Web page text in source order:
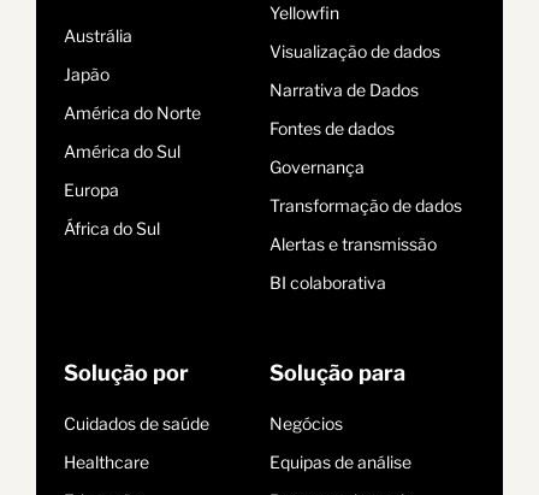
Austrália
Japão
América do Norte
América do Sul
Europa
África do Sul
Yellowfin
Visualização de dados
Narrativa de Dados
Fontes de dados
Governança
Transformação de dados
Alertas e transmissão
BI colaborativa
Solução por
Cuidados de saúde
Healthcare
Solução para
Negócios
Equipas de análise